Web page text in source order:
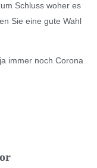
Schluss woher es
Sie eine gute Wahl
immer noch Corona